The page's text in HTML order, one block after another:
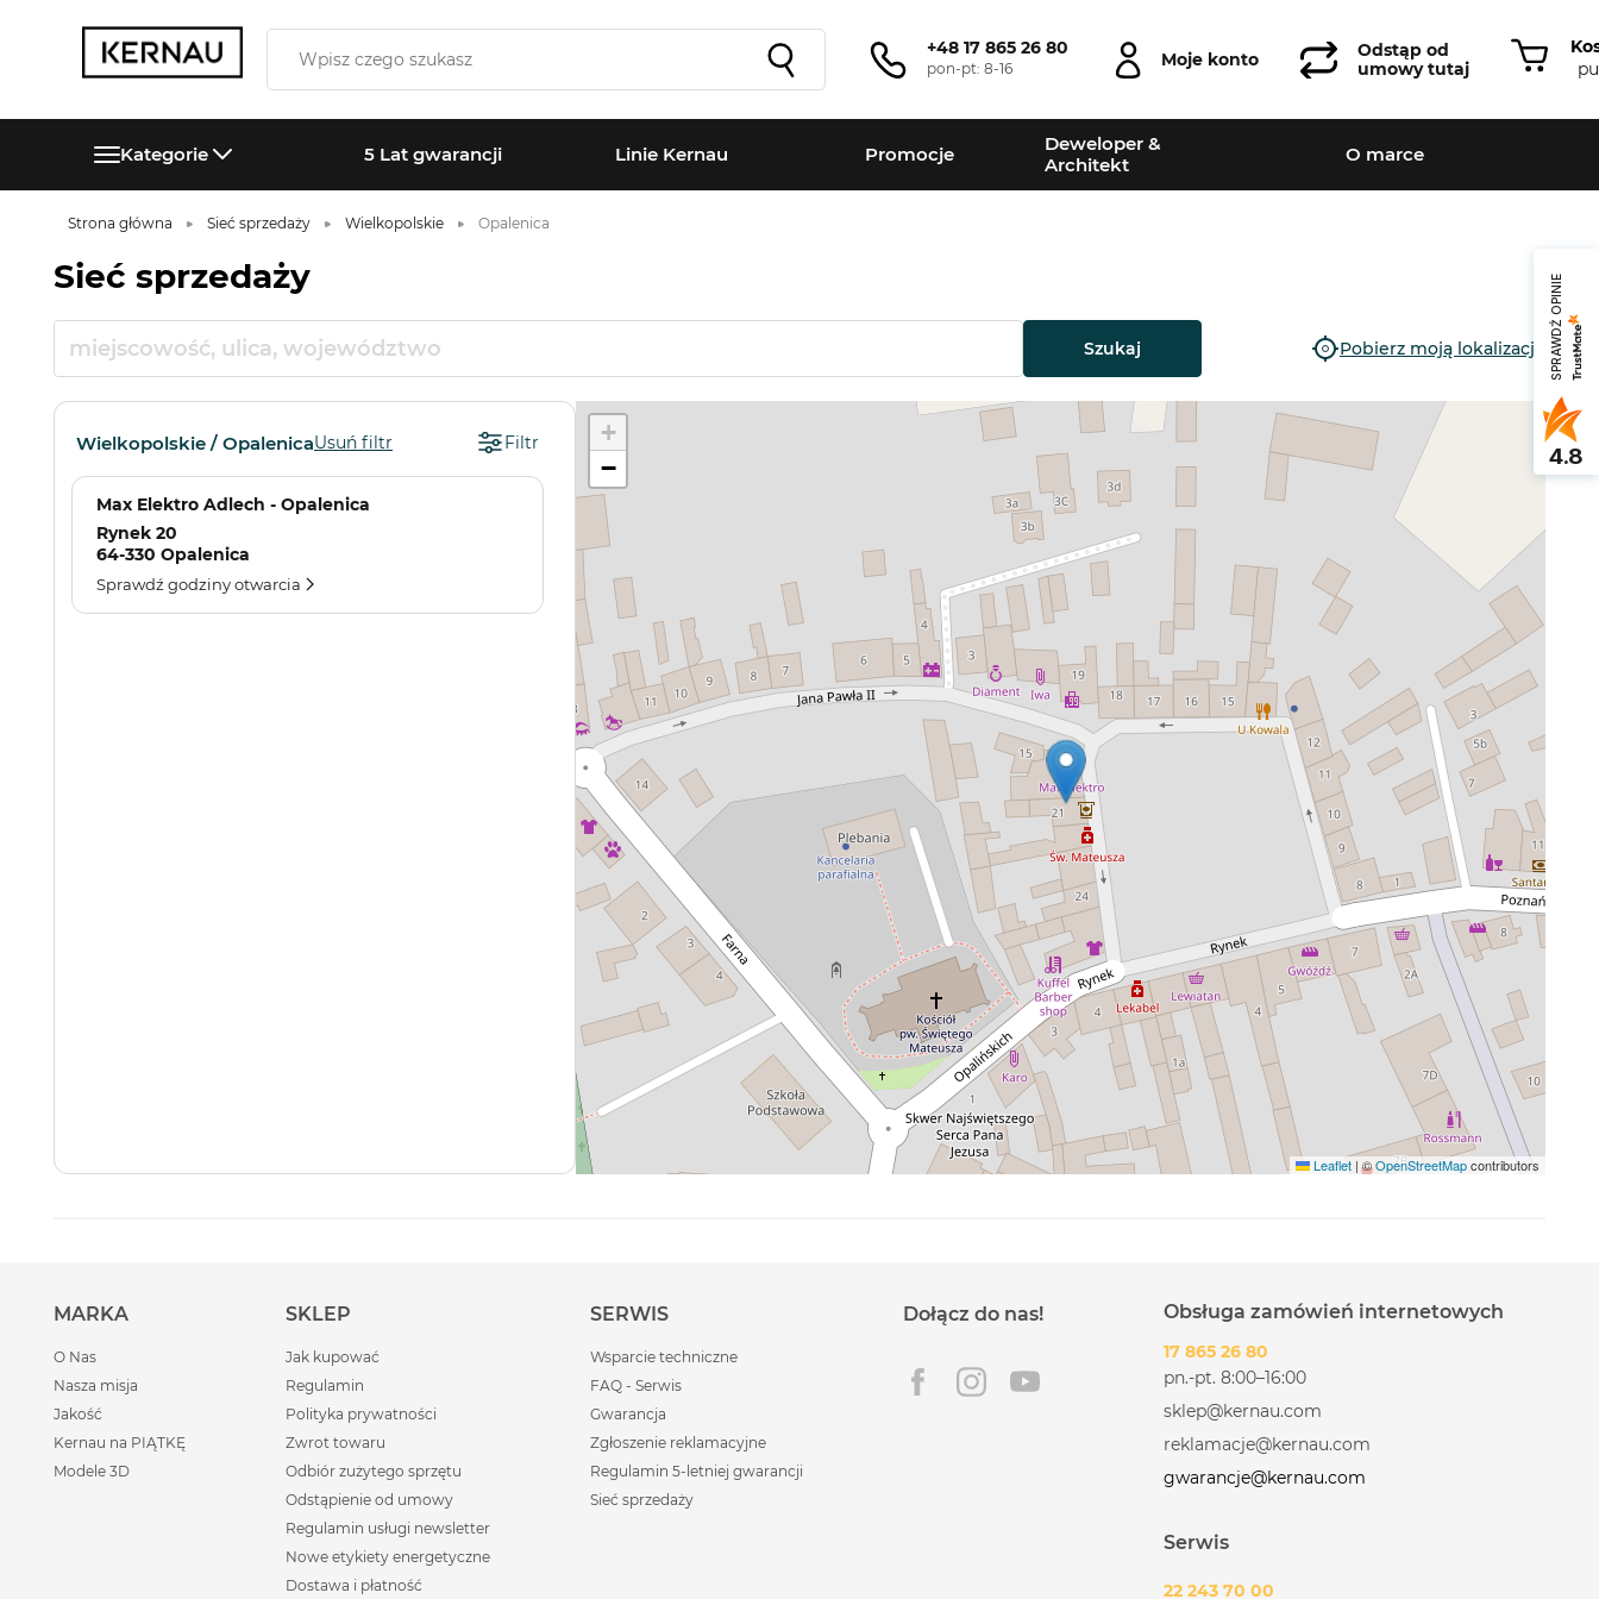
+48 17 865 26 80
pon-pt: 8-16 Moje konto
Odstąp od
umowy tutaj
Kategorie 5 Lat gwarancji Linie Kernau Promocje
Deweloper &
Architekt
O marce
Strona główna Sieć sprzedaży Wielkopolskie Opalenica
Sieć sprzedaży
Szukaj Pobierz moją lokalizację
Wielkopolskie / OpalenicaUsuń filtr Filtr
Max Elektro Adlech - Opalenica
Rynek 20
64-330 Opalenica
Sprawdź godziny otwarcia
+
−
Leaflet |©OpenStreetMapcontributors
MARKA
O Nas
Nasza misja
Jakość
Kernau na PIĄTKĘ
Modele 3D
SKLEP
Jak kupować
Regulamin
Polityka prywatności
Zwrot towaru
Odbiór zużytego sprzętu
Odstąpienie od umowy
Regulamin usługi newsletter
Nowe etykiety energetyczne
Dostawa i płatność
SERWIS
Wsparcie techniczne
FAQ - Serwis
Gwarancja
Zgłoszenie reklamacyjne
Regulamin 5-letniej gwarancji
Sieć sprzedaży
Dołącz do nas! Obsługa zamówień internetowych
17 865 26 80
pn.-pt. 8:00–16:00
sklep@kernau.com
reklamacje@kernau.com
gwarancje@kernau.com
Serwis
22 243 70 00
SPRAWDŹ OPINIE
4.8